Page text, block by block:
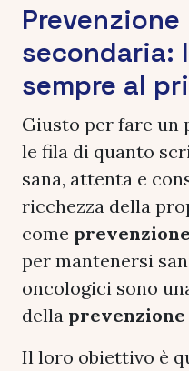
secondaria:
sempre al
Giusto per fare un
le fila di quanto
sana, attenta e
ricchezza della
come
per mantenersi
oncologici sono
della
Il loro obiettivo è